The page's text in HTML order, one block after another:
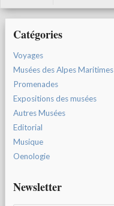
Catégories
Voyages
Musées des Alpes Maritimes
Promenades
Expositions des musées
Autres Musées
Editorial
Musique
Oenologie
Newsletter